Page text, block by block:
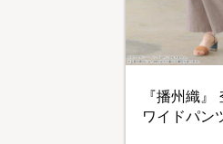
『播州織』
ワイドパン